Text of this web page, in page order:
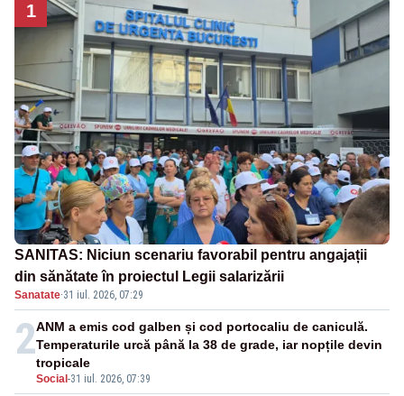
1
SANITAS: Niciun scenariu favorabil pentru angajații
din sănătate în proiectul Legii salarizării
Sanatate·31 iul. 2026, 07:29
2
Social -31 iul. 2026, 07:39
ANM a emis cod galben și cod portocaliu de caniculă.
Temperaturile urcă până la 38 de grade, iar nopțile devin
tropicale